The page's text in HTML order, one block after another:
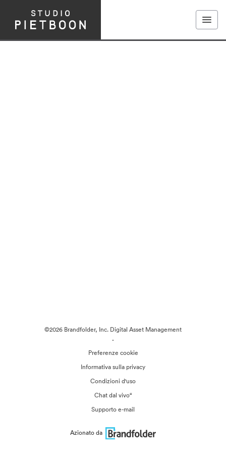
©2026 Brandfolder, Inc. Digital Asset Management
·
Preferenze cookie
Informativa sulla privacy
Condizioni d'uso
Chat dal vivo“
Supporto e-mail
Azionato da